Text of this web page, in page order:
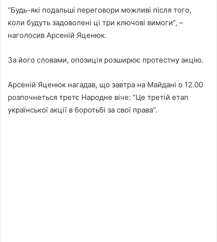
“Будь-які подальші переговори можливі після того,
коли будуть задоволені ці три ключові вимоги”, –
наголосив Арсеній Яценюк.
За його словами, опозиція розширює протестну акцію.
Арсеній Яценюк нагадав, що завтра на Майдані о 12.00
розпочнеться третє Народне віче: “Це третій етап
української акції в боротьбі за свої права”.